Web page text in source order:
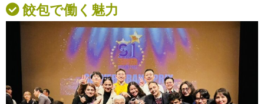
餃包で働く魅力